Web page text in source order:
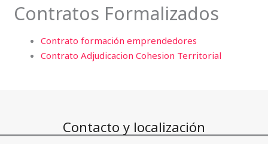
Contratos Formalizados
Contrato formación emprendedores
Contrato Adjudicacion Cohesion Territorial
Contacto y localización